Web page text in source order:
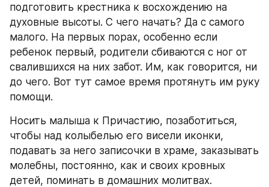
подготовить крестника к восхождению на
духовные высоты. С чего начать? Да с самого
малого. На первых порах, особенно если
ребенок первый, родители сбиваются с ног от
свалившихся на них забот. Им, как говорится, ни
до чего. Вот тут самое время протянуть им руку
помощи.
Носить малыша к Причастию, позаботиться,
чтобы над колыбелью его висели иконки,
подавать за него записочки в храме, заказывать
молебны, постоянно, как и своих кровных
детей, поминать в домашних молитвах.